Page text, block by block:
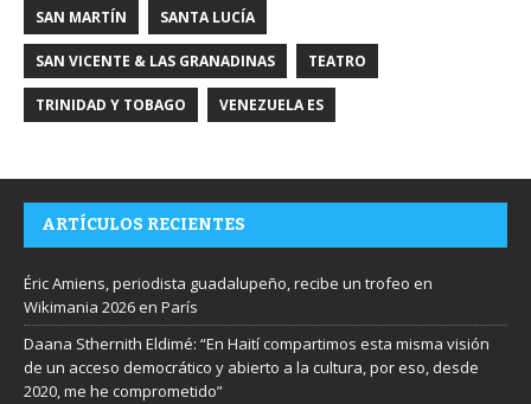
SAN MARTÍN SANTA LUCÍA
SAN VICENTE & LAS GRANADINAS TEATRO
TRINIDAD Y TOBAGO VENEZUELA ES
ARTÍCULOS RECIENTES
Éric Amiens, periodista guadalupeño, recibe un trofeo en
Wikimania 2026 en París
Daana Sthernith Eldimé: “En Haití compartimos esta misma visión
de un acceso democrático y abierto a la cultura, por eso, desde
2020, me he comprometido”